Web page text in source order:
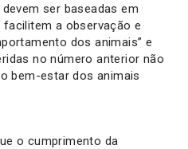
ser baseadas em
a observação e
dos animais” e
no número anterior não
bem-estar dos animais
o cumprimento da